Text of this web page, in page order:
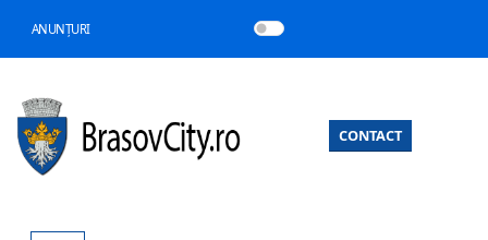
ANUNȚURI
CONTACT